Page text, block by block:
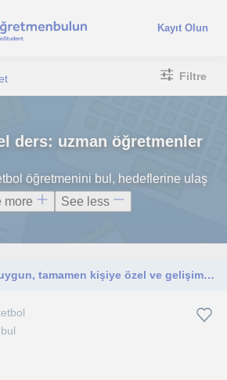
Kayıt Olun
Filtre
ders: uzman öğretmenler
öğretmenini bul, hedeflerine ulaş
more
See less
Her yaş ve seviyeye uygun, tamamen kişiye özel ve gelişim odaklı basketbol antrenmanları sunuyorum